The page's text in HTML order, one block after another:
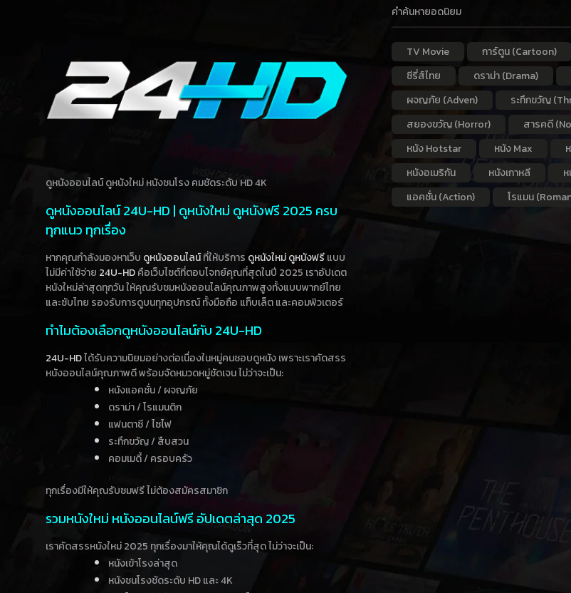
ดูหนังออนไลน์ ดูหนังใหม่ หนังชนโรง คมชัดระดับ HD 4K
ดูหนังออนไลน์ 24U-HD | ดูหนังใหม่ ดูหนังฟรี 2025 ครบ
ทุกแนว ทุกเรื่อง
หากคุณกำลังมองหาเว็บ ดูหนังออนไลน์ที่ให้บริการ ดูหนังใหม่ดูหนังฟรีแบบ
ไม่มีค่าใช้จ่าย 24U-HDคือเว็บไซต์ที่ตอบโจทย์คุณที่สุดในปี 2025 เราอัปเดต
หนังใหม่ล่าสุดทุกวัน ให้คุณรับชมหนังออนไลน์คุณภาพสูงทั้งแบบพากย์ไทย
และซับไทย รองรับการดูบนทุกอุปกรณ์ ทั้งมือถือ แท็บเล็ต และคอมพิวเตอร์
ทำไมต้องเลือกดูหนังออนไลน์กับ 24U-HD
24U-HDได้รับความนิยมอย่างต่อเนื่องในหมู่คนชอบดูหนัง เพราะเราคัดสรร
หนังออนไลน์คุณภาพดี พร้อมจัดหมวดหมู่ชัดเจน ไม่ว่าจะเป็น:
หนังแอคชั่น / ผจญภัย
ดราม่า / โรแมนติก
แฟนตาซี / ไซไฟ
ระทึกขวัญ / สืบสวน
คอมเมดี้ / ครอบครัว
ทุกเรื่องมีให้คุณรับชมฟรี ไม่ต้องสมัครสมาชิก
รวมหนังใหม่ หนังออนไลน์ฟรี อัปเดตล่าสุด 2025
เราคัดสรรหนังใหม่ 2025 ทุกเรื่องมาให้คุณได้ดูเร็วที่สุด ไม่ว่าจะเป็น:
หนังเข้าโรงล่าสุด
หนังชนโรงชัดระดับ HD และ 4K
คำค้นหายอดนิยม
TV Movie การ์ตูน (Cartoon)
ซีรี่ส์ไทย
ดราม่า (Drama)
ผจญภัย (Adven)
ระทึกขวัญ
สยองขวัญ (Horror)
สารคดี
หนัง Hotstar
หนัง Max
หนังอเมริกัน
หนังเกาหลี
แอคชั่น (Action)
โรแมน